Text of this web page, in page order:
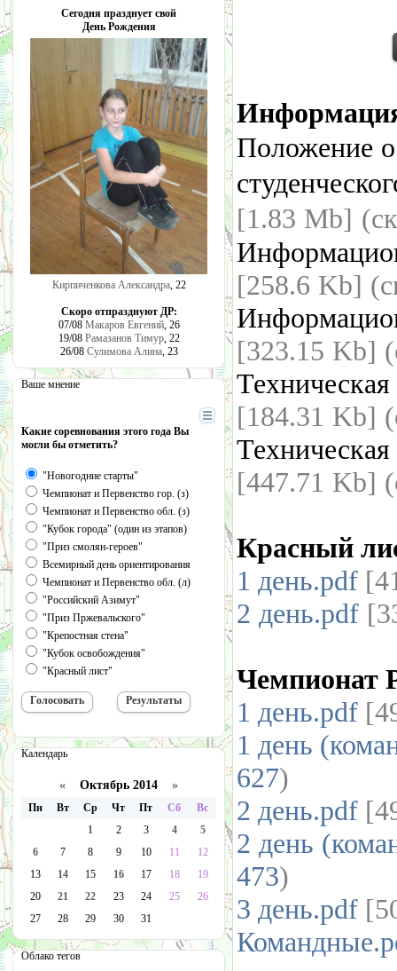
Сегодня празднует свой
День Рождения
Кирпиченкова Александра, 22
Скоро отпразднуют ДР:
07/08 Макаров Евгений, 26
19/08 Рамазанов Тимур, 22
26/08 Сулимова Алина, 23
Ваше мнение
Какие соревнования этого года Вы
могли бы отметить?
"Новогодние старты"
Чемпионат и Первенство гор. (з)
Чемпионат и Первенство обл. (з)
"Кубок города" (один из этапов)
"Приз смолян-героев"
Всемирный день ориентирования
Чемпионат и Первенство обл. (л)
"Российский Азимут"
"Приз Пржевальского"
"Крепостная стена"
"Кубок освобождения"
"Красный лист"
Календарь
« Октябрь 2014 »
Пн Вт Ср Чт Пт Сб
Вс
1
2 3 4
5
6
7 8 9 10 11
12
13
14 15 16 17 18
19
20
21 22 23 24 25
26
27
28 29 30 31
Облако тегов
Положение
[1.83 Mb]
[258.6 Kb]
[323.15 Kb]
[184.31 Kb]
[447.71 Kb]
Красный
1 день.pdf
2 день.pdf
Чемпионат
1 день.pdf
1 день
627)
2 день.pdf
2 день
473)
3 день.pdf